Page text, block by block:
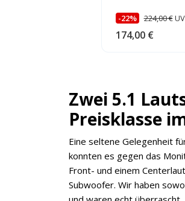
-22% 224,00 €
174,00 €
Zwei 5.1
Preisklasse
Eine seltene Gelegenheit
konnten es gegen das
Front- und einem
Subwoofer. Wir haben